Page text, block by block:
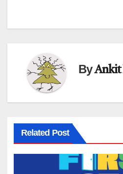
ByAnkit
Related Post